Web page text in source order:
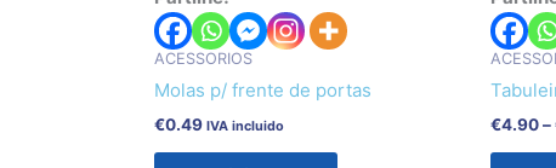
ACESSORIOS
Molas p/ frente de portas
€0.49 IVA incluido €4.90 –